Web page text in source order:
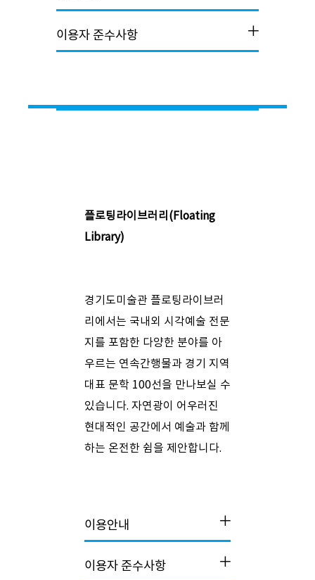
이용자 준수사항
플로팅라이브러리 (Floating
Library)
경기도미술관 플로팅라이브러
리에서는 국내외 시각예술 전문
지를 포함한 다양한 분야를 아
우르는 연속간행물과 경기 지역
대표 문학 100선을 만나보실 수
있습니다. 자연광이 어우러진
현대적인 공간에서 예술과 함께
하는 온전한 쉼을 제안합니다.
이용안내
이용자 준수사항